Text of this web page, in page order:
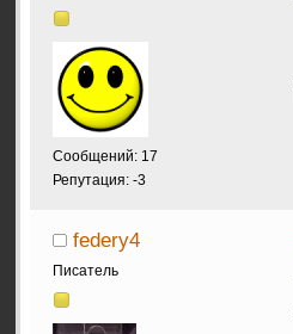
Сообщений: 17
Репутация: -3
federy4
Писатель